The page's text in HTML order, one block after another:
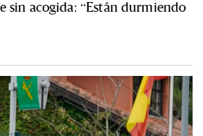
sin acogida: “Están durmiendo